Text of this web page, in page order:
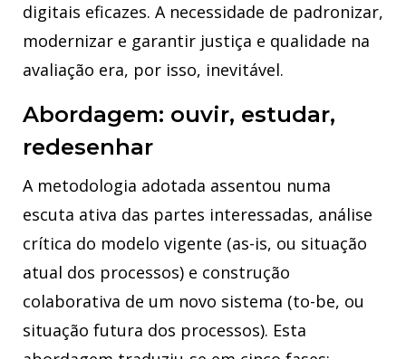
digitais eficazes. A necessidade de padronizar,
modernizar e garantir justiça e qualidade na
avaliação era, por isso, inevitável.
Abordagem: ouvir, estudar,
redesenhar
A metodologia adotada assentou numa
escuta ativa das partes interessadas, análise
crítica do modelo vigente (as-is, ou situação
atual dos processos) e construção
colaborativa de um novo sistema (to-be, ou
situação futura dos processos). Esta